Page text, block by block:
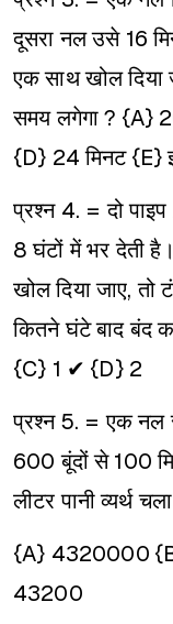
दूसरा नल उसे 16
एक साथ खोल दिया
समय लगेगा ? {A}
{D} 24 मिनट {E}
प्रश्न 4. = दो
8 घंटों में भर देती
खोल दिया जाए,
कितने घंटे बाद बंद
{C} 1 ✔ {D} 2
प्रश्न 5. = एक नल
600 बूंदों से 100
लीटर पानी व्यर्थ
{A} 4320000
43200